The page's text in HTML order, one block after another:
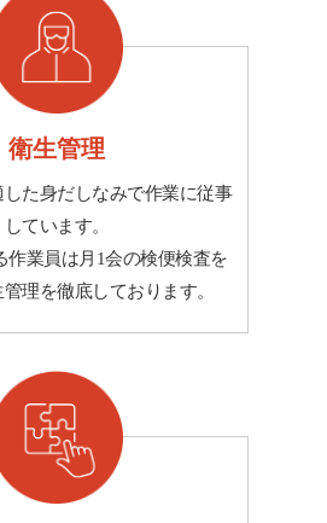
衛生管理
た身だしなみで作業に従事
しています。
作業員は月1会の検便検査を
理を徹底しております。